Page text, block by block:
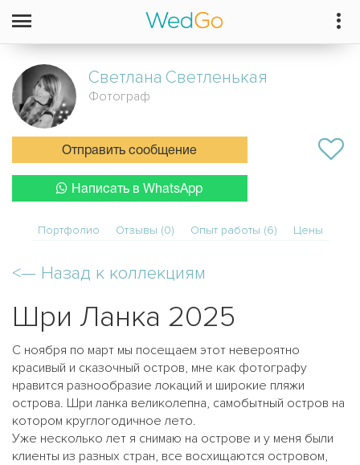
Светлана Светленькая
Фотограф
Отправить сообщение
Написать в WhatsApp
Портфолио Отзывы (0) Опыт работы (6) Цены
<— Назад к коллекциям
Шри Ланка 2025
С ноября по март мы посещаем этот невероятно
красивый и сказочный остров, мне как фотографу
нравится разнообразие локаций и широкие пляжи
острова. Шри ланка великолепна, самобытный остров на
котором круглогодичное лето.
Уже несколько лет я снимаю на острове и у меня были
клиенты из разных стран, все восхищаются островом,